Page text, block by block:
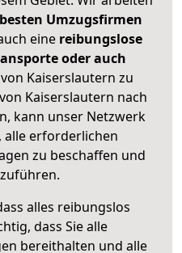
besten Umzugsfirmen
eine reibungslose
oder auch
von Kaiserslautern zu
Kaiserslautern nach
kann unser Netzwerk
alle erforderlichen
zu beschaffen und
alles reibungslos
dass Sie alle
bereithalten und alle